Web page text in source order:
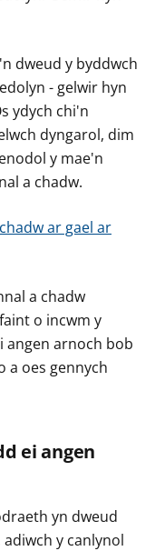
dweud y byddwch
- gelwir hyn
ydych chi'n
dyngarol, dim
y mae'n
a chadw.
ar gael ar
a chadw
o incwm y
angen arnoch bob
a oes gennych
ei angen
yn dweud
y canlynol